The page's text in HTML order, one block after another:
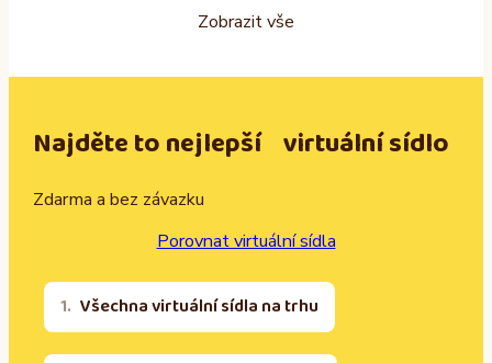
Zobrazit vše
Najděte to nejlepší virtuální sídlo
Zdarma a bez závazku
Porovnat virtuální sídla
Všechna virtuální sídla na trhu